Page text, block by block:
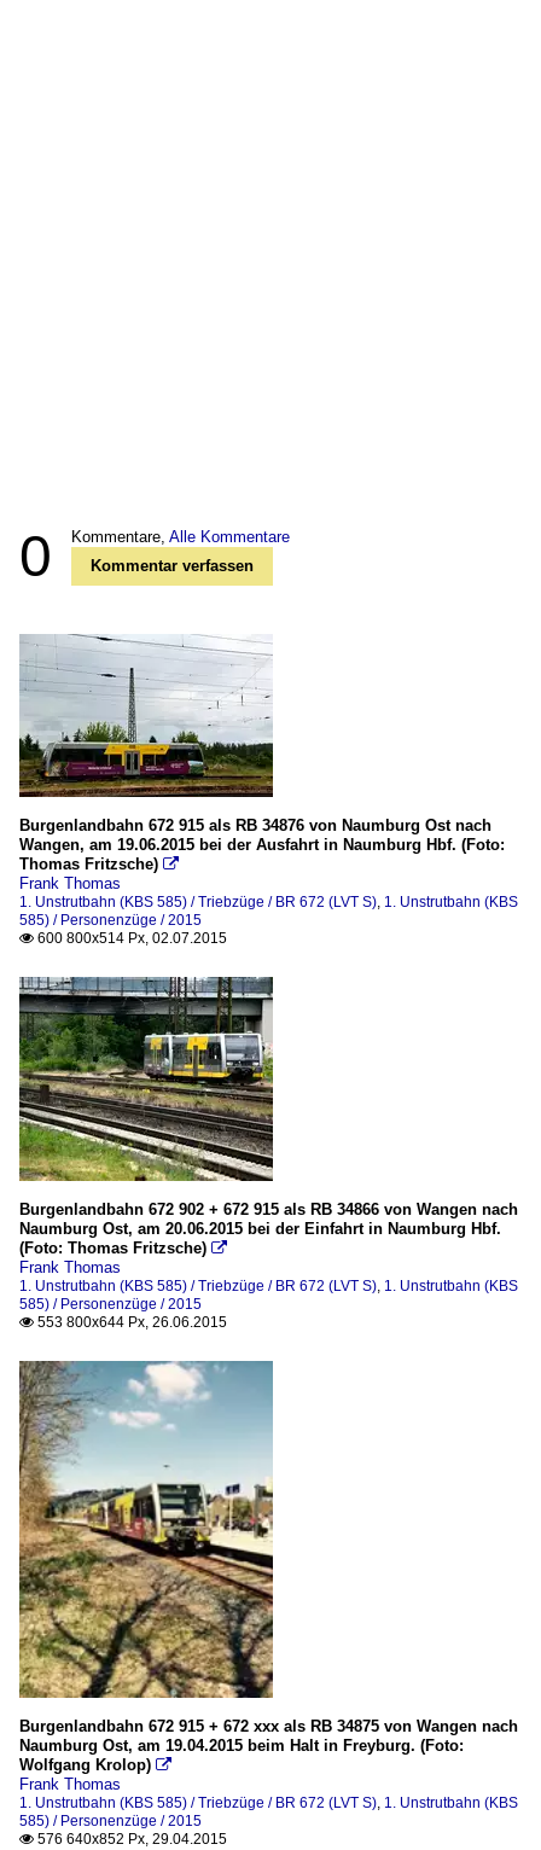
0 Kommentare, Alle Kommentare
Kommentar verfassen
Burgenlandbahn 672 915 als RB 34876 von Naumburg Ost nach
Wangen, am 19.06.2015 bei der Ausfahrt in Naumburg Hbf. (Foto:
Thomas Fritzsche) 
Frank Thomas
1. Unstrutbahn (KBS 585) / Triebzüge / BR 672 (LVT S), 1. Unstrutbahn (KBS
585) / Personenzüge / 2015
 600 800x514 Px, 02.07.2015
Burgenlandbahn 672 902 + 672 915 als RB 34866 von Wangen nach
Naumburg Ost, am 20.06.2015 bei der Einfahrt in Naumburg Hbf.
(Foto: Thomas Fritzsche) 
Frank Thomas
1. Unstrutbahn (KBS 585) / Triebzüge / BR 672 (LVT S), 1. Unstrutbahn (KBS
585) / Personenzüge / 2015
 553 800x644 Px, 26.06.2015
Burgenlandbahn 672 915 + 672 xxx als RB 34875 von Wangen nach
Naumburg Ost, am 19.04.2015 beim Halt in Freyburg. (Foto:
Wolfgang Krolop) 
Frank Thomas
1. Unstrutbahn (KBS 585) / Triebzüge / BR 672 (LVT S), 1. Unstrutbahn (KBS
585) / Personenzüge / 2015
 576 640x852 Px, 29.04.2015